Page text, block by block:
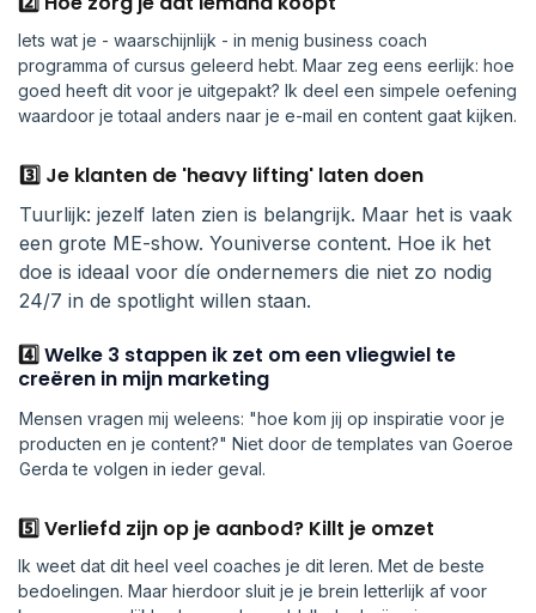
Iets wat je - waarschijnlijk - in menig business coach
programma of cursus geleerd hebt. Maar zeg eens eerlijk: hoe
goed heeft dit voor je uitgepakt? Ik deel een simpele oefening
waardoor je totaal anders naar je e-mail en content gaat kijken.
3️⃣ Je klanten de 'heavy lifting' laten doen
Tuurlijk: jezelf laten zien is belangrijk. Maar het is vaak
een grote ME-show. Youniverse content. Hoe ik het
doe is ideaal voor díe ondernemers die niet zo nodig
24/7 in de spotlight willen staan.
4️⃣Welke 3 stappen ik zet om een vliegwiel te
creëren in mijn marketing
Mensen vragen mij weleens: "hoe kom jij op inspiratie voor je
producten en je content?" Niet door de templates van Goeroe
Gerda te volgen in ieder geval.
5️⃣ Verliefd zijn op je aanbod? Killt je omzet
Ik weet dat dit heel veel coaches je dit leren. Met de beste
bedoelingen. Maar hierdoor sluit je je brein letterlijk af voor